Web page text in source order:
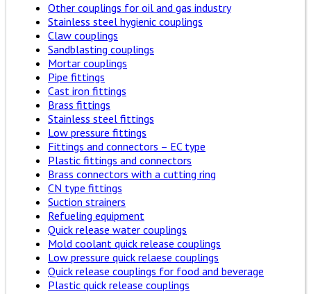
Other couplings for oil and gas industry
Stainless steel hygienic couplings
Claw couplings
Sandblasting couplings
Mortar couplings
Pipe fittings
Cast iron fittings
Brass fittings
Stainless steel fittings
Low pressure fittings
Fittings and connectors – EC type
Plastic fittings and connectors
Brass connectors with a cutting ring
CN type fittings
Suction strainers
Refueling equipment
Quick release water couplings
Mold coolant quick release couplings
Low pressure quick relaese couplings
Quick release couplings for food and beverage
Plastic quick release couplings